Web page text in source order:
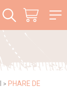
> PHARE DE